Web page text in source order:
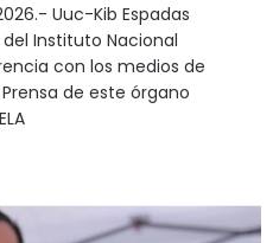
Uuc-Kib Espadas
Instituto Nacional
con los medios de
de este órgano